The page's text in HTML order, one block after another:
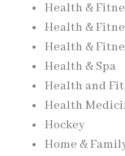
Health &
Health &
Health &
Health & Spa
Health and
Health
Hockey
Home &